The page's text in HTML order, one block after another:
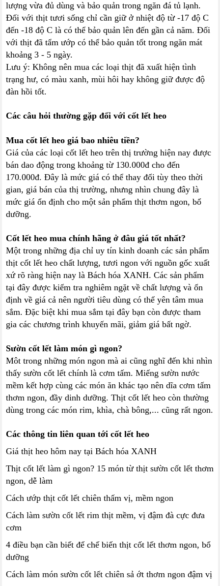
lượng vừa đủ dùng và bảo quản trong ngăn đá tủ lạnh.
Đối với thịt tươi sống chỉ cần giữ ở nhiệt độ từ -17 độ C
đến -18 độ C là có thể bảo quản lên đến gần cả năm. Đối
với thịt đã tẩm ướp có thể bảo quản tốt trong ngăn mát
khoảng 3 - 5 ngày.
Lưu ý: Không nên mua các loại thịt đã xuất hiện tình
trạng hư, có màu xanh, mùi hôi hay không giữ được độ
đàn hồi tốt.
Các câu hỏi thường gặp đối với cốt lết heo
Mua cốt lết heo giá bao nhiêu tiền?
Giá của các loại cốt lết heo trên thị trường hiện nay được
bán dao động trong khoảng từ 130.000đ cho đến
170.000đ. Đây là mức giá có thể thay đổi tùy theo thời
gian, giá bán của thị trường, nhưng nhìn chung đây là
mức giá ổn định cho một sản phẩm thịt thơm ngon, bổ
dưỡng.
Cốt lết heo mua chính hãng ở đâu giá tốt nhất?
Một trong những địa chỉ uy tín kinh doanh các sản phẩm
thịt cốt lết heo chất lượng, tươi ngon với nguồn gốc xuất
xứ rõ ràng hiện nay là Bách hóa XANH. Các sản phẩm
tại đây được kiểm tra nghiêm ngặt về chất lượng và ổn
định về giá cả nên người tiêu dùng có thể yên tâm mua
sắm. Đặc biệt khi mua sắm tại đây bạn còn được tham
gia các chương trình khuyến mãi, giảm giá bất ngờ.
Sườn cốt lết làm món gì ngon?
Môt trong những món ngon mà ai cũng nghĩ đến khi nhìn
thấy sườn cốt lết chính là cơm tấm. Miếng sườn nước
mềm kết hợp cùng các món ăn khác tạo nên dĩa cơm tấm
thơm ngon, đầy dinh dưỡng. Thịt cốt lết heo còn thường
dùng trong các món rim, khìa, chà bông,... cũng rất ngon.
Các thông tin liên quan tới cốt lết heo
Giá thịt heo hôm nay tại Bách hóa XANH
Thịt cốt lết làm gì ngon? 15 món từ thịt sườn cốt lết thơm
ngon, dễ làm
Cách ướp thịt cốt lết chiên thấm vị, mềm ngon
Cách làm sườn cốt lết rim thịt mềm, vị đậm đà cực đưa
cơm
4 điều bạn cần biết để chế biến thịt cốt lết thơm ngon, bổ
dưỡng
Cách làm món sườn cốt lết chiên sả ớt thơm ngon đậm vị